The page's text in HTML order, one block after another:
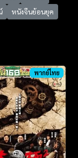
หนังจีนย้อนยุค
พากย์ไทย